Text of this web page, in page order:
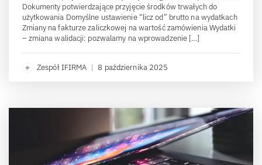
Dokumenty potwierdzające przyjęcie środków trwałych do
użytkowania Domyślne ustawienie “licz od” brutto na wydatkach
Zmiany na fakturze zaliczkowej na wartość zamówienia Wydatki
– zmiana walidacji: pozwalamy na wprowadzenie […]
Zespół IFIRMA | 8 października 2025